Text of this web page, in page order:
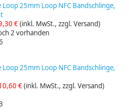
Loop 25mm Loop NFC Bandschlinge,
€(inkl. MwSt., zzgl. Versand)
2 vorhanden
Loop 25mm Loop NFC Bandschlinge,
€(inkl. MwSt., zzgl. Versand)